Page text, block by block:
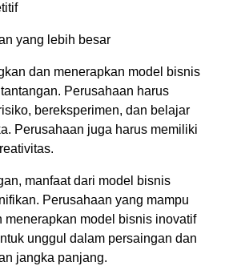
yang lebih besar
dan menerapkan model bisnis
Perusahaan harus
bereksperimen, dan belajar
Perusahaan juga harus memiliki
manfaat dari model bisnis
Perusahaan yang mampu
menerapkan model bisnis inovatif
unggul dalam persaingan dan
jangka panjang.